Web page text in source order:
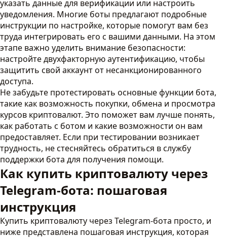
указать данные для верификации или настроить
уведомления. Многие боты предлагают подробные
инструкции по настройке, которые помогут вам без
труда интегрировать его с вашими данными. На этом
этапе важно уделить внимание безопасности:
настройте двухфакторную аутентификацию, чтобы
защитить свой аккаунт от несанкционированного
доступа.
Не забудьте протестировать основные функции бота,
такие как возможность покупки, обмена и просмотра
курсов криптовалют. Это поможет вам лучше понять,
как работать с ботом и какие возможности он вам
предоставляет. Если при тестировании возникает
трудность, не стесняйтесь обратиться в службу
поддержки бота для получения помощи.
Как купить криптовалюту через
Telegram-бота: пошаговая
инструкция
Купить криптовалюту через Telegram-бота просто, и
ниже представлена пошаговая инструкция, которая